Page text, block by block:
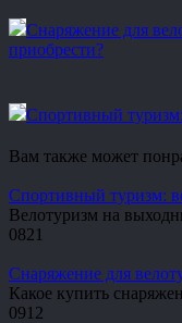
Снаряжение для
приобрести?
Спортивный
Вам также может
Спортивный туризм:
Велотуризм на
0821
Снаряжение для
Какое купить
0912